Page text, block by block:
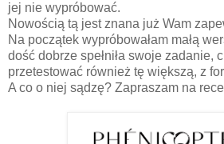
jej nie wypróbować.
Nowością tą jest znana już Wam
Na początek wypróbowałam małą
dość dobrze spełniła swoje zadanie,
przetestować również tę większą, z
A co o niej sądzę? Zapraszam na